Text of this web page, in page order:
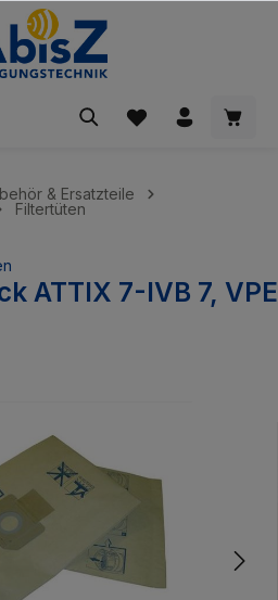
& Ersatzteile
Filtertüten
von 0 von 5 Sternen
ATTIX 7-IVB 7, VPE